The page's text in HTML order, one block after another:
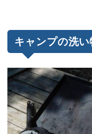
キャンプの洗